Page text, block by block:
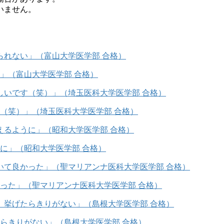
せん。
（富山大学医学部 合格）
笑）」（埼玉医科大学医学部 合格）
」（昭和大学医学部 合格）
た」（聖マリアンナ医科大学医学部 合格）
きりがない」（島根大学医学部 合格）